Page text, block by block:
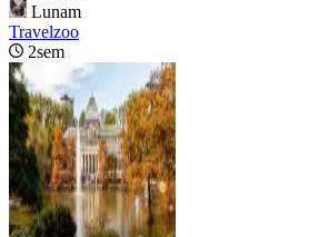
Lunam
Travelzoo
2sem